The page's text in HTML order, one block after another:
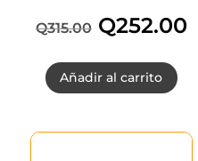
Q315.00
precio
original
Q252.00
Añadir al carrito